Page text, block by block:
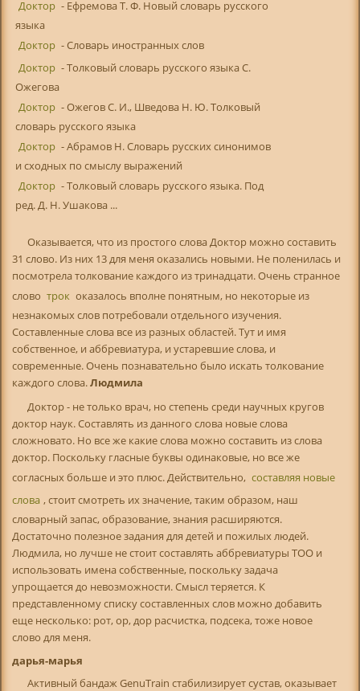
Доктор - Ефремова Т. Ф. Новый словарь русского
языка
Доктор - Словарь иностранных слов
Доктор - Толковый словарь русского языка С.
Ожегова
Доктор - Ожегов С. И., Шведова Н. Ю. Толковый
словарь русского языка
Доктор - Абрамов Н. Словарь русских синонимов
и сходных по смыслу выражений
Доктор - Толковый словарь русского языка. Под
ред. Д. Н. Ушакова ...
Оказывается, что из простого слова Доктор можно составить
31 слово. Из них 13 для меня оказались новыми. Не поленилась и
посмотрела толкование каждого из тринадцати. Очень странное
слово трок оказалось вполне понятным, но некоторые из
незнакомых слов потребовали отдельного изучения.
Составленные слова все из разных областей. Тут и имя
собственное, и аббревиатура, и устаревшие слова, и
современные. Очень познавательно было искать толкование
каждого слова.Людмила
Доктор - не только врач, но степень среди научных кругов
доктор наук. Составлять из данного слова новые слова
сложновато. Но все же какие слова можно составить из слова
доктор. Поскольку гласные буквы одинаковые, но все же
согласных больше и это плюс. Действительно, составляя новые
слова , стоит смотреть их значение, таким образом, наш
словарный запас, образование, знания расширяются.
Достаточно полезное задания для детей и пожилых людей.
Людмила, но лучше не стоит составлять аббревиатуры ТОО и
использовать имена собственные, поскольку задача
упрощается до невозможности. Смысл теряется. К
представленному списку составленных слов можно добавить
еще несколько: рот, ор, дор расчистка, подсека, тоже новое
слово для меня.
дарья-марья
Активный бандаж GenuTrain стабилизирует сустав, оказывает